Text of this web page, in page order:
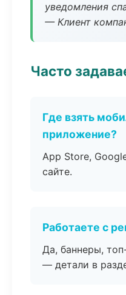
уведомления
— Клиент
Часто
Где взять
приложение?
App Store,
сайте.
Работаете с
Да, баннеры,
— детали в